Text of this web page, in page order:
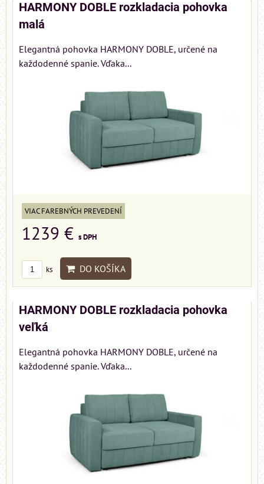
HARMONY DOBLE rozkladacia pohovka
malá
Elegantná pohovka HARMONY DOBLE, určené na
každodenné spanie. Vďaka...
VIAC FAREBNÝCH PREVEDENÍ
1239 € s DPH
ks DO KOŠÍKA
HARMONY DOBLE rozkladacia pohovka
veľká
Elegantná pohovka HARMONY DOBLE, určené na
každodenné spanie. Vďaka...